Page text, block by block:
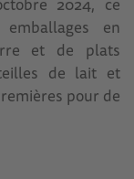
en
et de plats
de lait et
pour de